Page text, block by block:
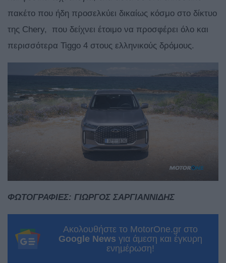
πακέτο που ήδη προσελκύει δικαίως κόσμο στο δίκτυο
της Chery, που δείχνει έτοιμο να προσφέρει όλο και
περισσότερα Tiggo 4 στους ελληνικούς δρόμους.
ΦΩΤΟΓΡΑΦΙΕΣ: ΓΙΩΡΓΟΣ ΣΑΡΓΙΑΝΝΙΔΗΣ
Ακολουθήστε το MotorOne.gr στο
Google News για άμεση και έγκυρη
ενημέρωση!